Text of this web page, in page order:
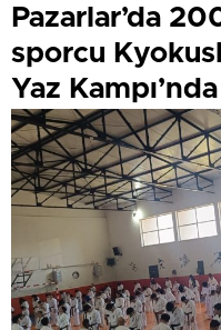
Pazarlar’da
sporcu
Yaz